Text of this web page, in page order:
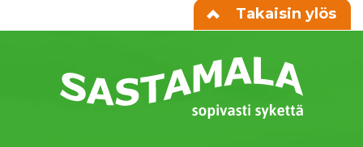
Takaisin ylös